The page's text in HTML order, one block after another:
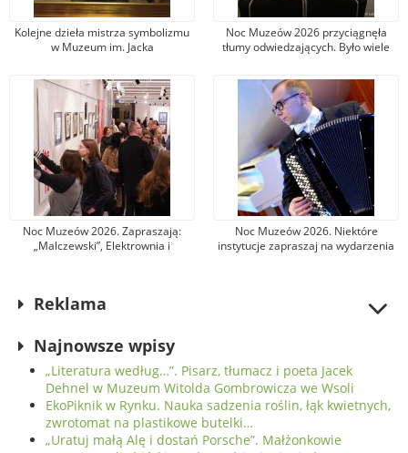
Kolejne dzieła mistrza symbolizmu
w Muzeum im. Jacka
to portret żony
Noc Muzeów 2026 przyciągnęła
tłumy odwiedzających. Było wiele
na tę okazję
Noc Muzeów 2026. Zapraszają:
„Malczewski”, Elektrownia i
Noc Muzeów 2026. Niektóre
instytucje zapraszaj na wydarzenia
Reklama
Najnowsze wpisy
„Literatura według…”. Pisarz, tłumacz i poeta Jacek
Dehnel w Muzeum Witolda Gombrowicza we Wsoli
EkoPiknik w Rynku. Nauka sadzenia roślin, łąk kwietnych,
zwrotomat na plastikowe butelki…
„Uratuj małą Alę i dostań Porsche”. Małżonkowie